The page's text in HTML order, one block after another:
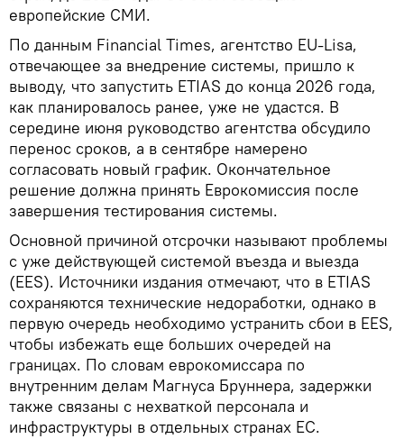
европейские СМИ.
По данным Financial Times, агентство EU-Lisa,
отвечающее за внедрение системы, пришло к
выводу, что запустить ETIAS до конца 2026 года,
как планировалось ранее, уже не удастся. В
середине июня руководство агентства обсудило
перенос сроков, а в сентябре намерено
согласовать новый график. Окончательное
решение должна принять Еврокомиссия после
завершения тестирования системы.
Основной причиной отсрочки называют проблемы
с уже действующей системой въезда и выезда
(EES). Источники издания отмечают, что в ETIAS
сохраняются технические недоработки, однако в
первую очередь необходимо устранить сбои в EES,
чтобы избежать еще больших очередей на
границах. По словам еврокомиссара по
внутренним делам Магнуса Бруннера, задержки
также связаны с нехваткой персонала и
инфраструктуры в отдельных странах ЕС.